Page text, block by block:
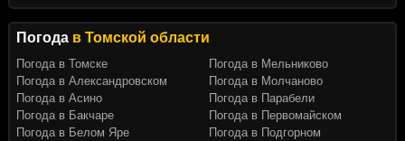
Погода в Томской области
Погода в Томске
Погода в Александровском
Погода в Асино
Погода в Бакчаре
Погода в Белом Яре
Погода в Мельниково
Погода в Молчаново
Погода в Парабели
Погода в Первомайском
Погода в Подгорном